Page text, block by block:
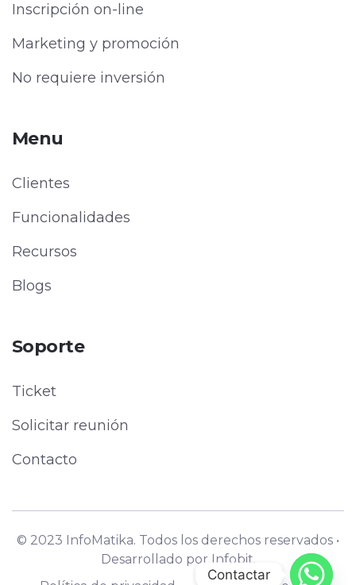
Inscripción on-line
Marketing y promoción
No requiere inversión
Menu
Clientes
Funcionalidades
Recursos
Blogs
Soporte
Ticket
Solicitar reunión
Contacto
© 2023 InfoMatika. Todos los derechos reservados •
Desarrollado por Infobit.
Contactar